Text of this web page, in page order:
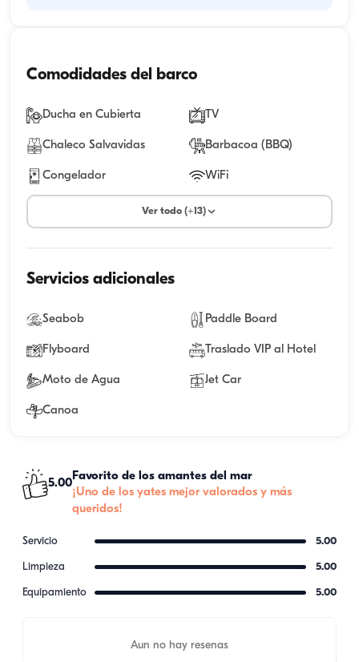
Comodidades del barco
Ducha en Cubierta TV
Chaleco Salvavidas Barbacoa (BBQ)
Congelador WiFi
Ver todo (+13)
Servicios adicionales
Seabob Paddle Board
Flyboard Traslado VIP al Hotel
Moto de Agua Jet Car
Canoa
5.00
Favorito de los amantes del mar
¡Uno de los yates mejor valorados y más
queridos!
Servicio 5.00
Limpieza 5.00
Equipamiento 5.00
Aun no hay resenas